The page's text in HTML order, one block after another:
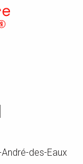
des-Eaux